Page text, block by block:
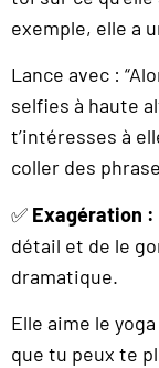
exemple, elle a
Lance avec :
selfies à haute
t’intéresses à
coller des
✅ Exagération :
détail et de le
dramatique.
Elle aime le
que tu peux te